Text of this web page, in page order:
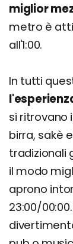
miglior
metro è
all'1:00.
In tutti
si ritrovano
birra, sakè
tradizionali
il modo
aprono
23:00/